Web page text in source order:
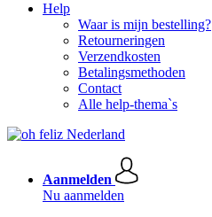
Help
Waar is mijn bestelling?
Retourneringen
Verzendkosten
Betalingsmethoden
Contact
Alle help-thema`s
Aanmelden
Nu aanmelden